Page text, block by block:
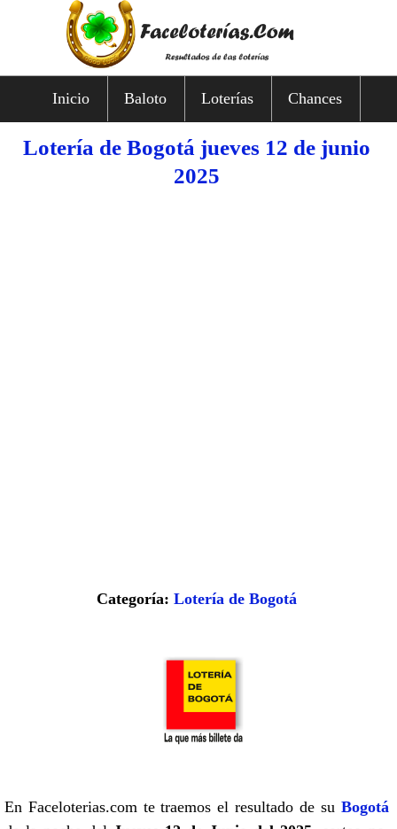
Inicio Baloto Loterías Chances
Lotería de Bogotá jueves 12 de junio
2025
Categoría: Lotería de Bogotá
En Faceloterias.com te traemos el resultado de su Bogotá